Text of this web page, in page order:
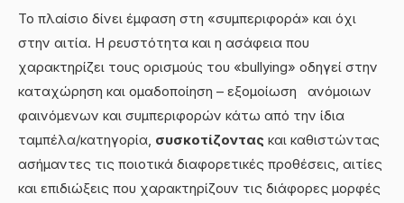
Το πλαίσιο δίνει έμφαση στη «συμπεριφορά» και όχι
στην αιτία. Η ρευστότητα και η ασάφεια που
χαρακτηρίζει τους ορισμούς του «bullying» οδηγεί στην
καταχώρηση και ομαδοποίηση – εξομοίωση ανόμοιων
φαινόμενων και συμπεριφορών κάτω από την ίδια
ταμπέλα/κατηγορία, συσκοτίζοντας και καθιστώντας
ασήμαντες τις ποιοτικά διαφορετικές προθέσεις, αιτίες
και επιδιώξεις που χαρακτηρίζουν τις διάφορες μορφές